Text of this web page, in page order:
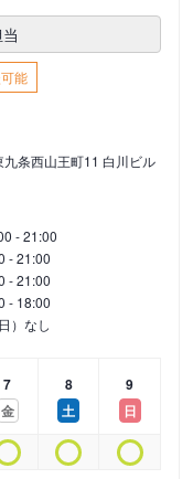
能
条西山王町11 白川ビル
- 21:00
- 21:00
- 21:00
- 18:00
）なし
7
金
8
土
9
日